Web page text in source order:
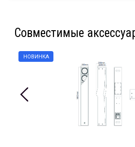
Совместимые